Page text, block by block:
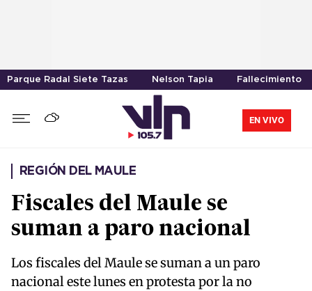
Parque Radal Siete Tazas Nelson Tapia Fallecimiento
EN VIVO
REGIÓN DEL MAULE
Fiscales del Maule se
suman a paro nacional
Los fiscales del Maule se suman a un paro
nacional este lunes en protesta por la no